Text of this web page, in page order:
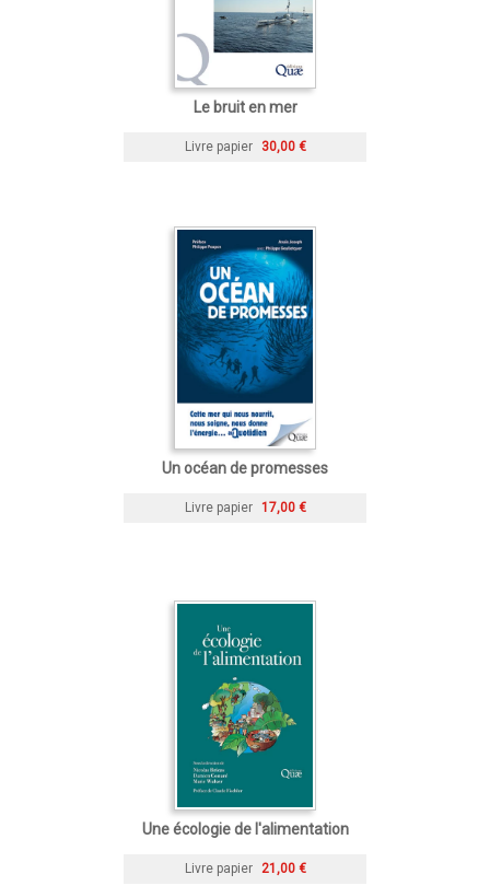
Le bruit en mer
Livre papier 30,00 €
Un océan de promesses
Livre papier 17,00 €
Une écologie de l'alimentation
Livre papier 21,00 €